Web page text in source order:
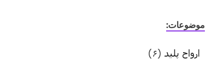
موضوعات:
ارواح پلید (۶)